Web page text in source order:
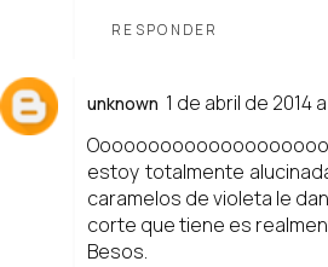
RESPONDER
unknown 1 de abril de 2014
estoy totalmente alucinada
caramelos de violeta le
corte que tiene es
Besos.